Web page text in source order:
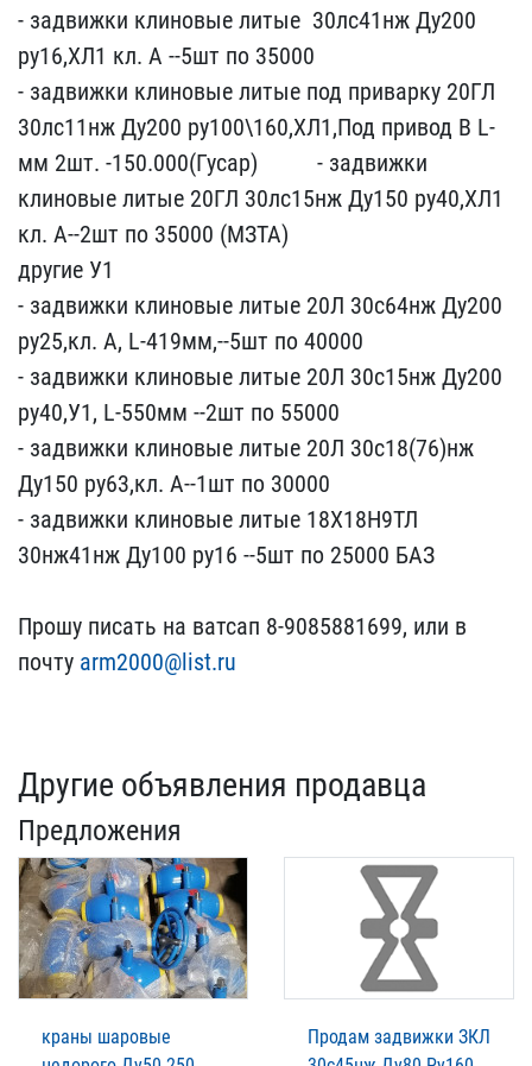
- ​задвижки клиновые литые ​ 30лс41нж Ду200
ру16,ХЛ1​ кл. А --5шт по 35000 ​ ​ ​ ​ ​
- задви​жки клиновые литые под п​риварку 20ГЛ
30лс11нж Ду​200 ру100\160,ХЛ1,Под пр​ивод В L-
мм 2шт. -150.0​00(Гусар) ​ ​ ​ ​ ​ ​ ​ ​ ​ - задвижки
клиновы​е литые 20ГЛ 30лс15нж Ду​150 ру40,ХЛ1
кл. А--2шт ​по 35000 (МЗТА)
дру​гие У1
- задвижки клинов​ые литые 20Л 30с64нж Ду2​00
ру25,кл. А, L-419мм,-​-5шт по 40000 ​ ​
- задвижки​ клиновые литые 20Л 30с1​5нж Ду200
ру40,У1, L-550​мм --2шт по 55000 ​ ​
- задви​жки клиновые литые 20Л 3​0с18(76)нж
Ду150 ру63,кл​. А--1шт по 30000 ​ ​ ​
- задвижки клиновые лит​ые 18Х18Н9ТЛ
30нж41нж Ду​100 ру16 --5шт по 25000 ​БАЗ ​ ​
Прошу пи​сать на ватсап 8-9085881​699, или в
почту arm200​0@list.ru
Другие объявления продавца
Предложения
краны шаровые
Продам задвижки ЗКЛ